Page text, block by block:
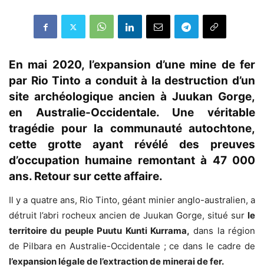
En mai 2020, l’expansion d’une mine de fer
par Rio Tinto a conduit à la destruction d’un
site archéologique ancien à Juukan Gorge,
en Australie-Occidentale. Une véritable
tragédie pour la communauté autochtone,
cette grotte ayant révélé des preuves
d’occupation humaine remontant à 47 000
ans. Retour sur cette affaire.
Il y a quatre ans, Rio Tinto, géant minier anglo-australien, a
détruit l’abri rocheux ancien de Juukan Gorge, situé sur le
territoire du peuple Puutu Kunti Kurrama, dans la région
de Pilbara en Australie-Occidentale ; ce dans le cadre de
l’expansion légale de l’extraction de minerai de fer.